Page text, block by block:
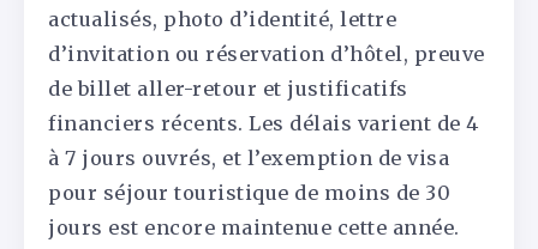
actualisés, photo d’identité, lettre
d’invitation ou réservation d’hôtel, preuve
de billet aller-retour et justificatifs
financiers récents. Les délais varient de 4
à 7 jours ouvrés, et l’exemption de visa
pour séjour touristique de moins de 30
jours est encore maintenue cette année.